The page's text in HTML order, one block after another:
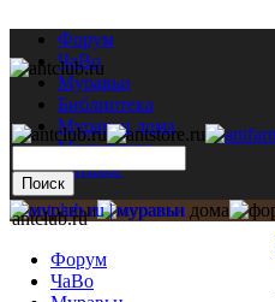
Форум
ЧаВо
Муравьи
Библиотека
Муравьи дома
Мастерская
Каталог
antclub.ru
Форум
ЧаВо